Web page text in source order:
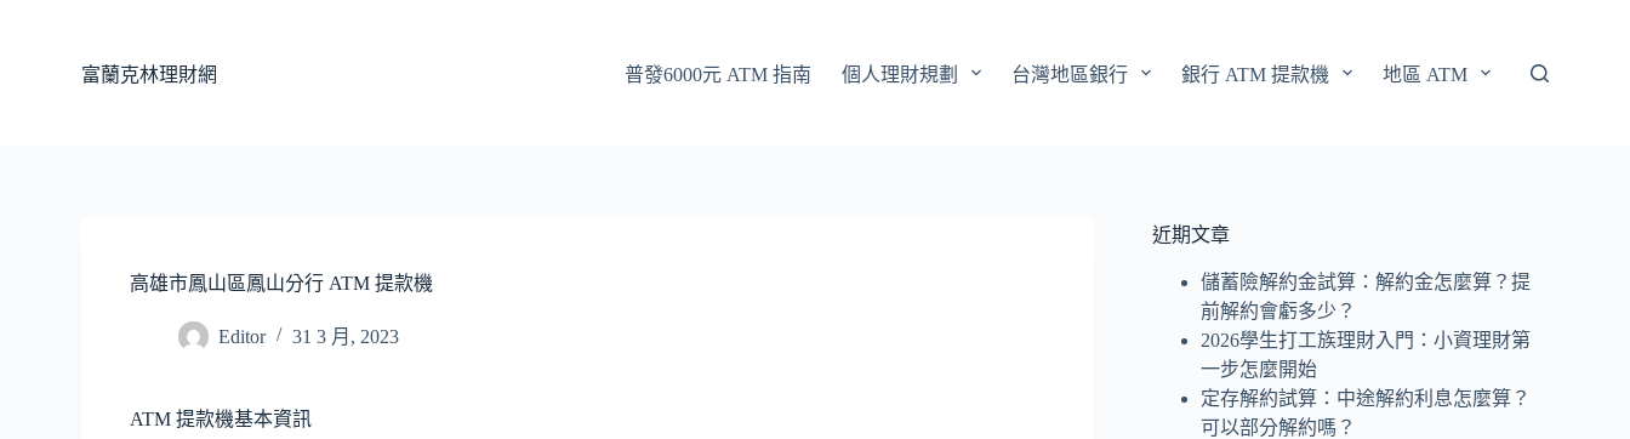
富蘭克林理財網 普發6000元 ATM 指南 個人理財規劃 台灣地區銀行 銀行 ATM 提款機 地區 ATM
高雄市鳳山區鳳山分行 ATM 提款機
Editor 31 3 月, 2023
ATM 提款機基本資訊
近期文章
儲蓄險解約金試算：解約金怎麼算？提
前解約會虧多少？
2026學生打工族理財入門：小資理財第
一步怎麼開始
定存解約試算：中途解約利息怎麼算？
可以部分解約嗎？